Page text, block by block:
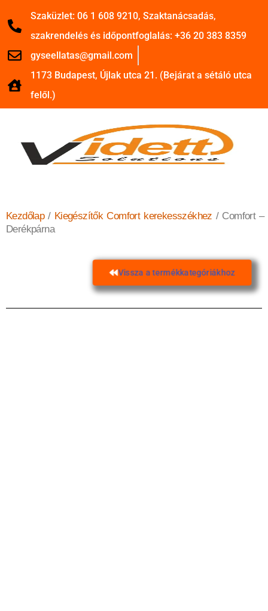
Szaküzlet: 06 1 608 9210, Szaktanácsadás,
szakrendelés és időpontfoglalás: +36 20 383 8359
gyseellatas@gmail.com
1173 Budapest, Újlak utca 21. (Bejárat a sétáló utca
felől.)
Kezdőlap/ Kiegészítők Comfort kerekesszékhez / Comfort –
Derékpárna
Vissza a termékkategóriákhoz